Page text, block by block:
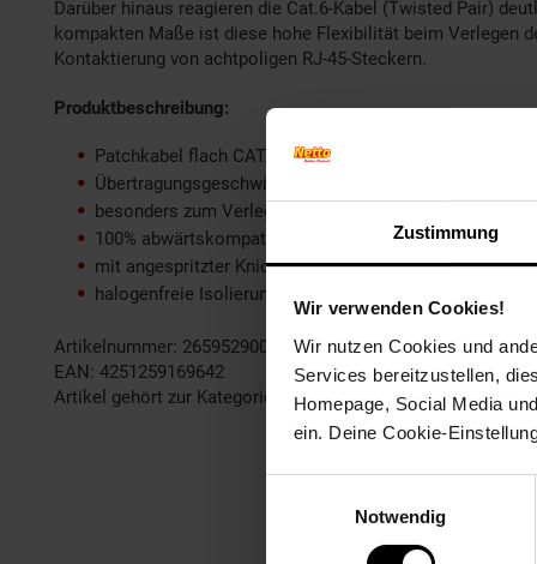
Zustimmung
Wir verwenden Cookies!
Wir nutzen Cookies und
Services bereitzustellen,
Homepage, Social Media
ein. Deine Cookie-
Notwendig
Darüber hinaus reagieren die Cat.6-Kabel (Twisted Pair)
kompakten Maße ist diese hohe Flexibilität beim Verlegen
Kontaktierung von achtpoligen RJ-45-Steckern.
Produktbeschreibung:
Patchkabel flach CAT.6 (Gigabit-LAN 10/100/1000 MBit)
Übertragungsgeschwindigkeit: 1000 Mbit (1 Gigabit/s)
besonders zum Verlegen geeignet (aufgrund der flachen
100% abwärtskompatibel
mit angespritzter Knickschutztülle
halogenfreie Isolierung
Artikelnummer: 2659529003
EAN: 4251259169642
Artikel gehört zur Kategorie:
Kabel